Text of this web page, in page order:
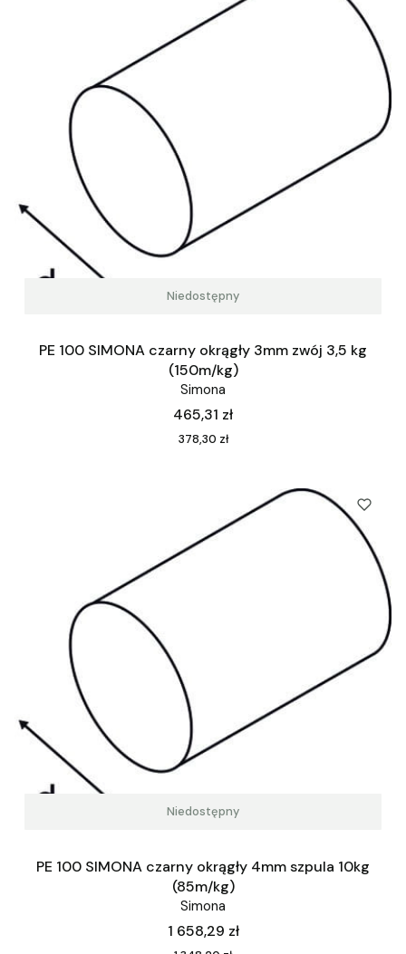
Niedostępny
PE 100 SIMONA czarny okrągły 3mm zwój 3,5 kg
(150m/kg)
Simona
Cena
465,31 zł
Cena
378,30 zł
Niedostępny
PE 100 SIMONA czarny okrągły 4mm szpula 10kg
(85m/kg)
Simona
Cena
1 658,29 zł